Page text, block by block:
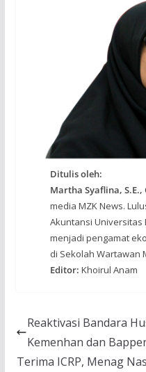
Ditulis oleh:
Martha Syaflina, S.E.,
media MZK News.
Akuntansi Universitas
menjadi pengamat
di Sekolah Wartawan
Editor: Khoirul Anam
Reaktivasi Bandara
Kemenhan dan
Terima ICRP, Menag